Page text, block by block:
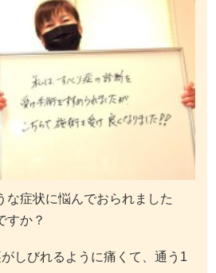
な症状に悩んでおられました
すか？
しびれるように痛くて、通う1